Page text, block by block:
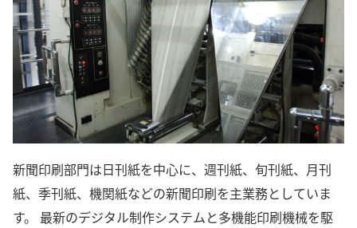
新聞印刷部門は日刊紙を中心に、週刊紙、旬刊紙、月刊
紙、季刊紙、機関紙などの新聞印刷を主業務としていま
す。 最新のデジタル制作システムと多機能印刷機械を駆